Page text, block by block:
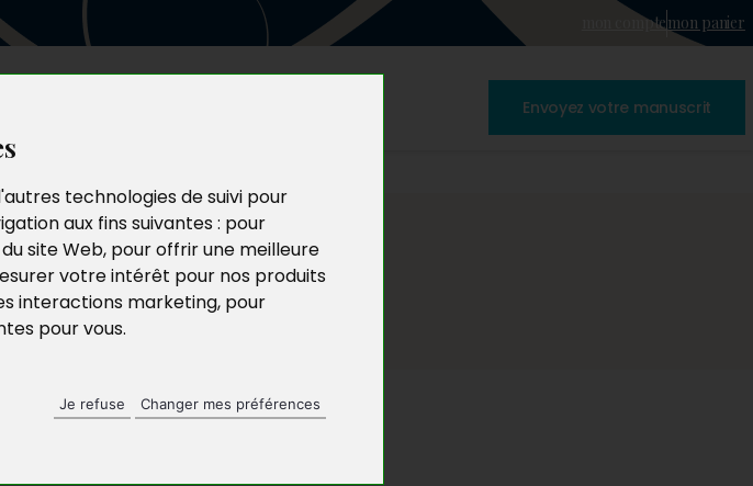
technologies de suivi pour
aux fins suivantes : pour
site Web, pour offrir une meilleure
votre intérêt pour nos produits
interactions marketing, pour
pour vous.
Je refuse Changer mes préférences
mon comptemon panier
Envoyez votre manuscrit